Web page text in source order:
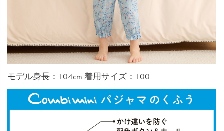
モデル身長：104cm 着用サイズ：100